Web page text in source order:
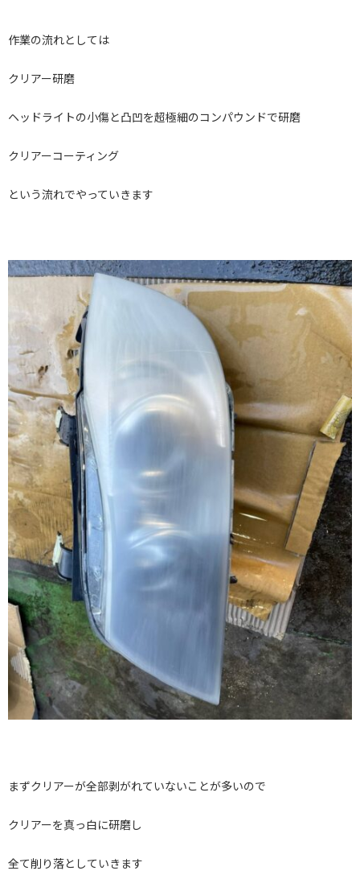
作業の流れとしては
クリアー研磨
ヘッドライトの小傷と凸凹を超極細のコンパウンドで研磨
クリアーコーティング
という流れでやっていきます
まずクリアーが全部剥がれていないことが多いので
クリアーを真っ白に研磨し
全て削り落としていきます